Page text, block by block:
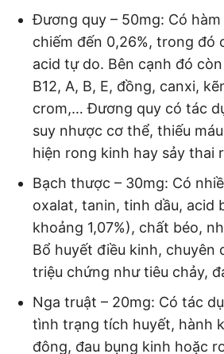
Đương quy – 50mg: Có
chiếm đến 0,26%, trong đó
acid tự do. Bên cạnh đó
B12, A, B, E, đồng, canxi,
crom,… Đương quy có tác
suy nhược cơ thể, thiếu
hiện rong kinh hay sảy thai
Bạch thược – 30mg: Có
oxalat, tanin, tinh dầu, acid
khoảng 1,07%), chất béo,
Bổ huyết điều kinh, chuyên
triệu chứng như tiêu chảy,
Nga truật – 20mg: Có tác
tình trạng tích huyết, hành
đông, đau bụng kinh hoặc